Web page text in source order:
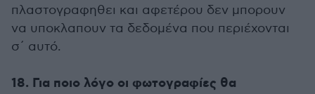
πλαστογραφηθει και αφετέρου δεν μπορουν
να υποκλαπουν τα δεδομένα που περιέχονται
σ΄ αυτό.
18. Για ποιο λόγο οι φωτογραφίες θα